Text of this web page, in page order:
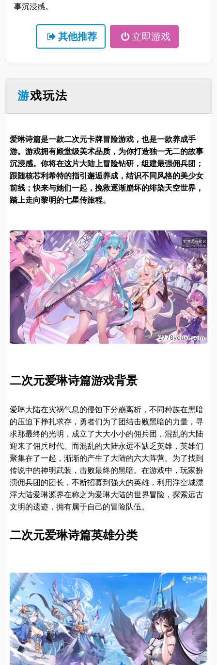
事沉浸感。
其他推荐 立即游戏
游戏玩法
爱琳诗篇是一款二次元卡牌冒险游戏，也是一款养成手
游。游戏拥有殿堂级美术品质，为你打造独一无二的故事
沉浸感。你将在这片大陆上冒险钻研，组建最强佣兵团；
跟随核芯利希特的指引邂逅养成，结识不同风格的美少女
前线；快来与她们一起，挽救逐渐崩坏的绯染天空世界，
踏上走向黎明的七星传旅程。
二次元爱琳诗篇游戏背景
爱琳大陆在灾祸气息的侵蚀下分崩离析，不同种族在黑暗
的压迫下挣扎求存，勇者们为了团结击败黑暗的力量，寻
求那最终的光明，成立了大大小小的佣兵团，混乱的大陆
迎来了佣兵时代。而混乱的大陆永远不缺乏英雄，英雄们
聚集在了一起，渐渐的产生了大陆的六大阵营。为了找到
传说中的神明武装，击败最终的黑暗。在游戏中，玩家扮
演佣兵团的团长，不断招募到强大的英雄，利用浮空城漂
浮大陆爱琳源界在称之为爱琳大陆的世界冒险，探索远古
文明的遗迹，拥有属于自己的冒险队伍。
二次元爱琳诗篇英雄分类